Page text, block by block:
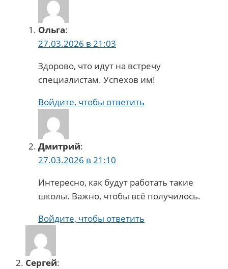
Ольга:
27.03.2026 в 21:03
Здорово, что идут на встречу
специалистам. Успехов им!
Войдите, чтобы ответить
Дмитрий:
27.03.2026 в 21:10
Интересно, как будут работать такие
школы. Важно, чтобы всё получилось.
Войдите, чтобы ответить
Сергей: